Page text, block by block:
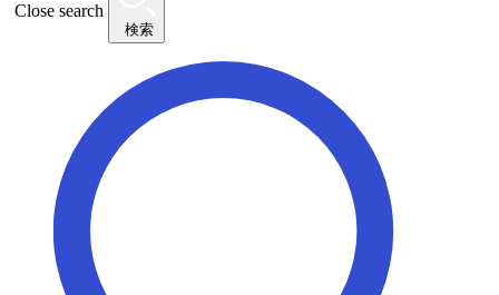
Close search
検索